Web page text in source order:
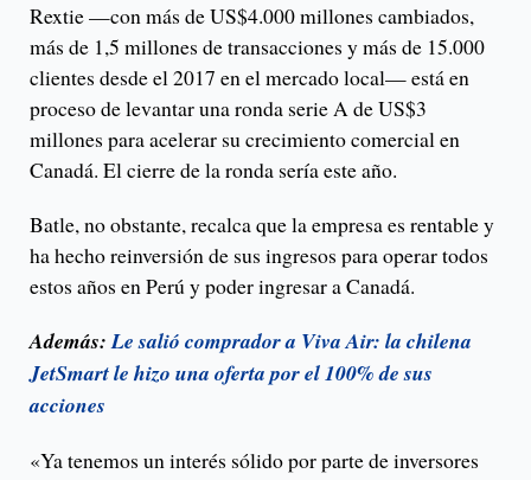
Rextie —con más de US$4.000 millones cambiados,
más de 1,5 millones de transacciones y más de 15.000
clientes desde el 2017 en el mercado local— está en
proceso de levantar una ronda serie A de US$3
millones para acelerar su crecimiento comercial en
Canadá. El cierre de la ronda sería este año.
Batle, no obstante, recalca que la empresa es rentable y
ha hecho reinversión de sus ingresos para operar todos
estos años en Perú y poder ingresar a Canadá.
Además:Le salió comprador a Viva Air: la chilena
JetSmart le hizo una oferta por el 100% de sus
acciones
«Ya tenemos un interés sólido por parte de inversores